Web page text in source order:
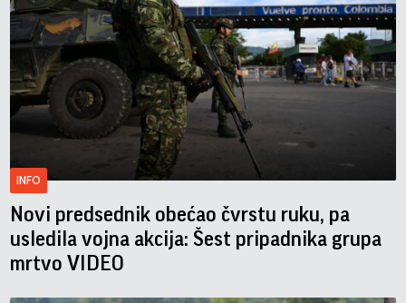
INFO
Novi predsednik obećao čvrstu ruku, pa
usledila vojna akcija: Šest pripadnika grupa
mrtvo VIDEO